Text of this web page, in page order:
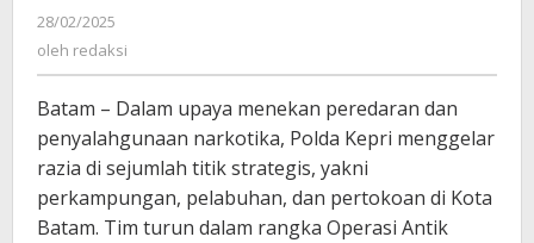
28/02/2025
redaksi
oleh redaksi
Batam – Dalam upaya menekan peredaran dan
penyalahgunaan narkotika, Polda Kepri menggelar
razia di sejumlah titik strategis, yakni
perkampungan, pelabuhan, dan pertokoan di Kota
Batam. Tim turun dalam rangka Operasi Antik